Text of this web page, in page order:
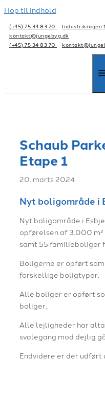
Hop til indhold
(+45) 75 34 83 70
Industrikrogen
kontakt@jungebyg.dk
(+45) 75 34 83 70
Schaub
Etape 1
20. marts 2024
Nyt boligområde i
Nyt boligområde i
opførelsen af 3.000
samt 55 familieboliger
Boligerne er opført
forskellige boligtyper.
Alle boliger er opført
boliger.
Alle lejligheder har
svalegang mod dejlig
Endvidere er der udført